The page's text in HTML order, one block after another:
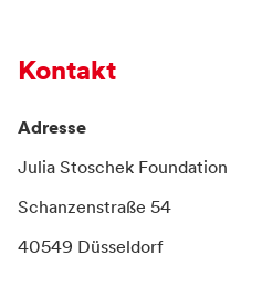
Kontakt
Adresse
Julia Stoschek Foundation
Schanzenstraße 54
40549 Düsseldorf